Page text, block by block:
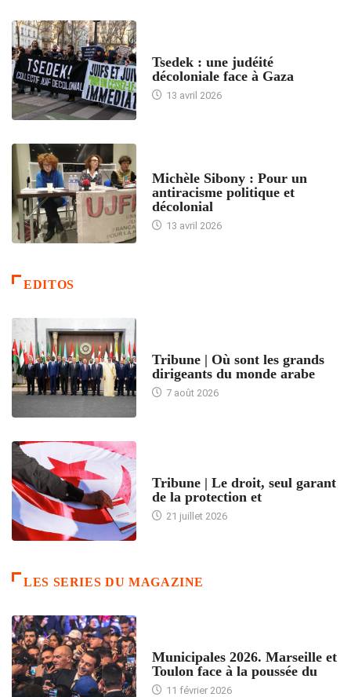
Tsedek : une judéité
décoloniale face à Gaza
13 avril 2026
Michèle Sibony : Pour un
antiracisme politique et
décolonial
13 avril 2026
EDITOS
Tribune | Où sont les grands
dirigeants du monde arabe
7 août 2026
Tribune | Le droit, seul garant
de la protection et
21 juillet 2026
LES SERIES DU MAGAZINE
Municipales 2026. Marseille et
Toulon face à la poussée du
11 février 2026